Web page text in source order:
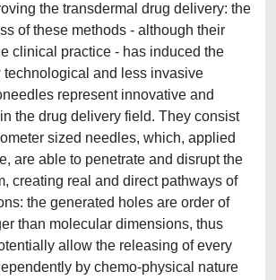
the transdermal drug delivery: the
of these methods - although their
clinical practice - has induced the
technological and less invasive
represent innovative and
the drug delivery field. They consist
sized needles, which, applied
are able to penetrate and disrupt the
creating real and direct pathways of
the generated holes are order of
than molecular dimensions, thus
allow the releasing of every
by chemo-physical nature